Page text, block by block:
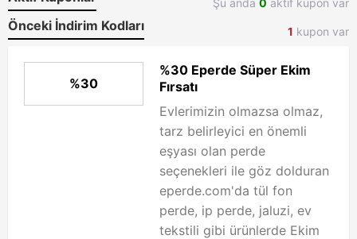
Şu anda 0 aktif kupon var
Önceki İndirim Kodları 1 kupon var
%30
%30 Eperde Süper Ekim
Fırsatı
Evlerimizin olmazsa olmaz,
tarz belirleyici en önemli
eşyası olan perde
seçenekleri ile göz dolduran
eperde.com'da tül fon
perde, ip perde, jaluzi, ev
tekstili gibi ürünlerde Ekim